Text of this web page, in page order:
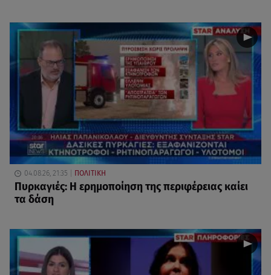
04.08.26, 21:35 ΠΟΛΙΤΙΚΗ
Πυρκαγιές: Η ερημοποίηση της περιφέρειας καίει
τα δάση